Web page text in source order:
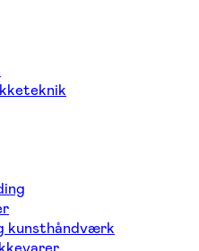
kunsthåndværk